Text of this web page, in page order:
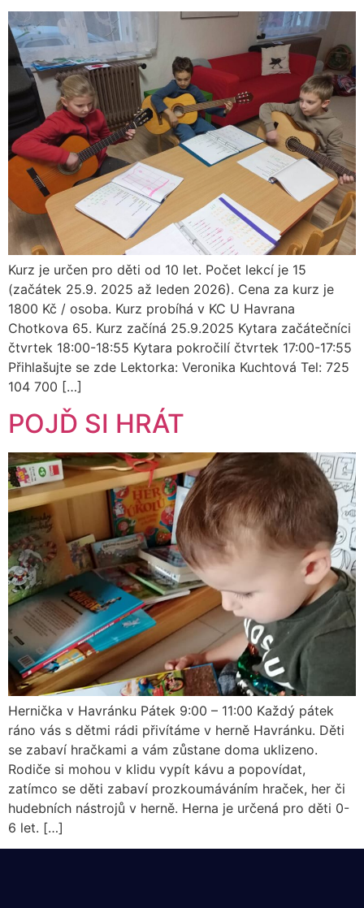
Kurz je určen pro děti od 10 let. Počet lekcí je 15
(začátek 25.9. 2025 až leden 2026). Cena za kurz je
1800 Kč / osoba. Kurz probíhá v KC U Havrana
Chotkova 65. Kurz začíná 25.9.2025 Kytara začátečníci
čtvrtek 18:00-18:55 Kytara pokročilí čtvrtek 17:00-17:55
Přihlašujte se zde Lektorka: Veronika Kuchtová Tel: 725
104 700 […]
POJĎ SI HRÁT
Hernička v Havránku Pátek 9:00 – 11:00 Každý pátek
ráno vás s dětmi rádi přivítáme v herně Havránku. Děti
se zabaví hračkami a vám zůstane doma uklizeno.
Rodiče si mohou v klidu vypít kávu a popovídat,
zatímco se děti zabaví prozkoumáváním hraček, her či
hudebních nástrojů v herně. Herna je určená pro děti 0-
6 let. […]